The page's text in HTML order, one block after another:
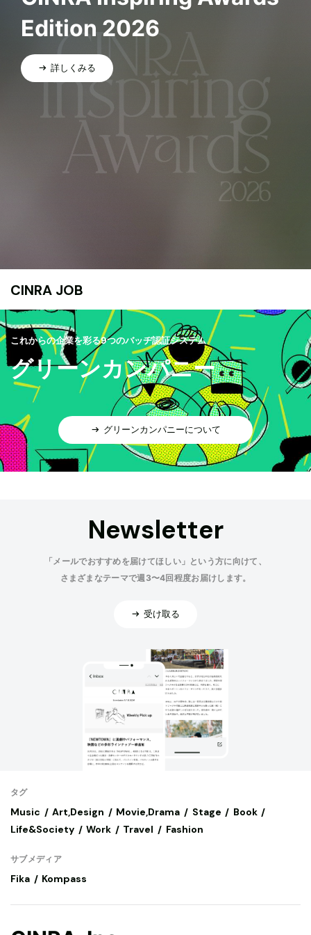
Edition 2026
詳しくみる
CINRA JOB
これからの企業を彩る9つのバッヂ認証システム
グリーンカンパニー
グリーンカンパニーについて
Newsletter
「メールでおすすめを届けてほしい」という方に向けて、
さまざまなテーマで週3〜4回程度お届けします。
受け取る
タグ
Music Art,Design Movie,Drama Stage
Book
Life&Society
Work Travel Fashion
サブメディア
Fika Kompass